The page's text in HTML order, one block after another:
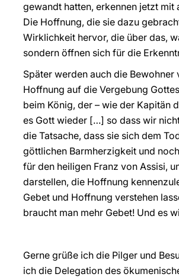
gewandt hatten, erkennen jetzt
Die Hoffnung, die sie dazu
Wirklichkeit hervor, die über das,
sondern öffnen sich für die
Später werden auch die
Hoffnung auf die Vergebung
beim König, der – wie der Kapitän
es Gott wieder […] so dass wir
die Tatsache, dass sie sich dem
göttlichen Barmherzigkeit und
für den heiligen Franz von Assisi,
darstellen, die Hoffnung
Gebet und Hoffnung verstehen
braucht man mehr Gebet! Und es
Gerne grüße ich die Pilger und
ich die Delegation des